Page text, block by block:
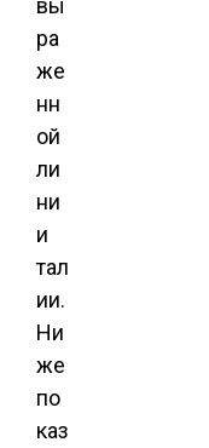
вы
ра
же
нн
ой
ли
ни
и
тал
ии.
Ни
же
по
каз